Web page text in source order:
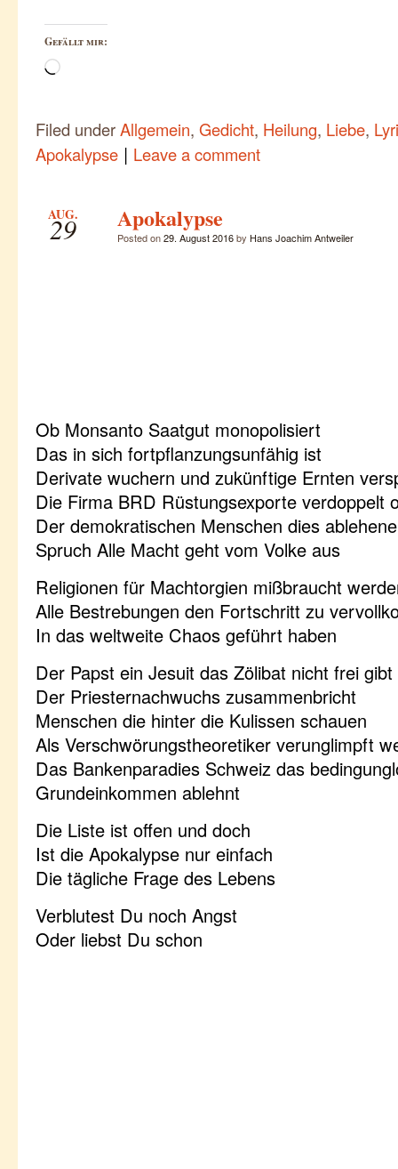
Gefällt mir:
Wird
Filed underAllgemein, Gedicht, Heilung, Liebe,
Apokalypse | Leave a comment
AUG.
29 Apokalypse
Posted on29. August 2016by Hans Joachim Antweiler
Ob Monsanto Saatgut monopolisiert
Das in sich fortpflanzungsunfähig ist
Derivate wuchern und zukünftige Ernten
Die Firma BRD Rüstungsexporte verdoppelt
Der demokratischen Menschen dies
Spruch Alle Macht geht vom Volke aus
Religionen für Machtorgien mißbraucht
Alle Bestrebungen den Fortschritt zu
In das weltweite Chaos geführt haben
Der Papst ein Jesuit das Zölibat nicht frei
Der Priesternachwuchs zusammenbricht
Menschen die hinter die Kulissen schauen
Als Verschwörungstheoretiker verunglimpft
Das Bankenparadies Schweiz das
Grundeinkommen ablehnt
Die Liste ist offen und doch
Ist die Apokalypse nur einfach
Die tägliche Frage des Lebens
Verblutest Du noch Angst
Oder liebst Du schon